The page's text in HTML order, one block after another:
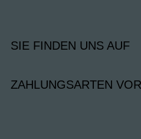
SIE FINDEN UNS AUF
ZAHLUNGSARTEN